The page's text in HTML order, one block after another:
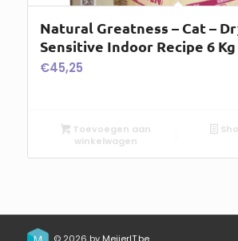
Natural Greatness – Cat –
Sensitive Indoor Recipe 6 Kg
€45,25
Toevoegen aan
winkelwagen